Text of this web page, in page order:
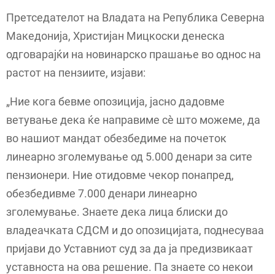
Претседателот на Владата на Република Северна
Македонија, Христијан Мицкоски денеска
одговарајќи на новинарско прашање во однос на
растот на пензиите, изјави:
„Ние кога бевме опозиција, јасно дадовме
ветување дека ќе направиме сѐ што можеме, да
во нашиот мандат обезбедиме на почеток
линеарно зголемување од 5.000 денари за сите
пензионери. Ние отидовме чекор понапред,
обезбедивме 7.000 денари линеарно
зголемување. Знаете дека лица блиски до
владеачката СДСМ и до опозицијата, поднесуваа
пријави до Уставниот суд за да ја предизвикаат
уставноста на ова решение. Па знаете со некои